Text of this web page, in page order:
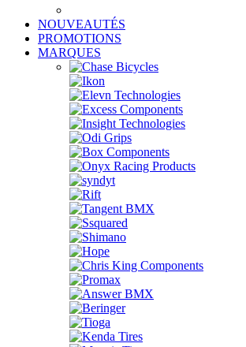
NOUVEAUTÉS
PROMOTIONS
MARQUES